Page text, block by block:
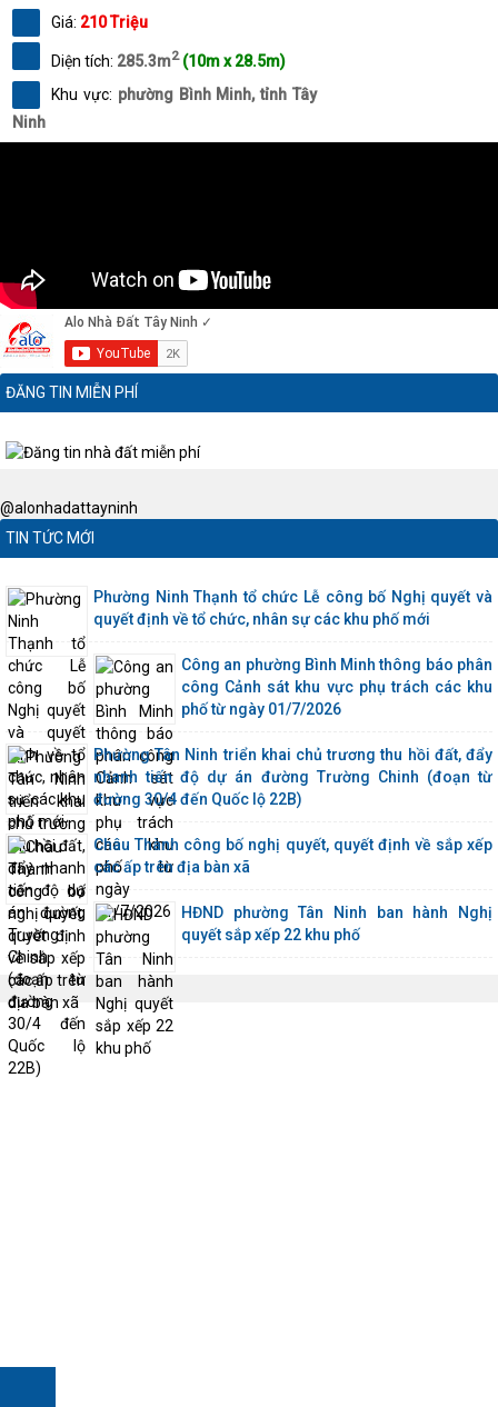
Giá: 210 Triệu
Diện tích: 285.3m2 (10m x 28.5m)
Khu vực: phường Bình Minh, tỉnh Tây
Ninh
ĐĂNG TIN MIỄN PHÍ
@alonhadattayninh
TIN TỨC MỚI
Phường Ninh Thạnh tổ chức Lễ công bố Nghị quyết và
quyết định về tổ chức, nhân sự các khu phố mới
Công an phường Bình Minh thông báo phân
công Cảnh sát khu vực phụ trách các khu
phố từ ngày 01/7/2026
Phường Tân Ninh triển khai chủ trương thu hồi đất, đẩy
nhanh tiến độ dự án đường Trường Chinh (đoạn từ
đường 30/4 đến Quốc lộ 22B)
Châu Thành công bố nghị quyết, quyết định về sắp xếp
các ấp trên địa bàn xã
HĐND phường Tân Ninh ban hành Nghị
quyết sắp xếp 22 khu phố